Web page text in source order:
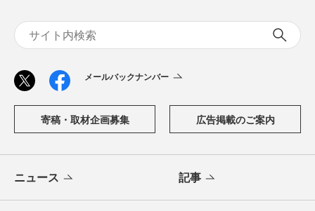
メールバックナンバー
寄稿・取材企画募集 広告掲載のご案内
ニュース 記事